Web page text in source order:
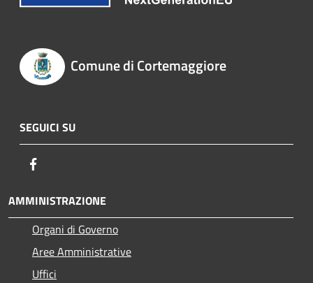
Comune di Cortemaggiore
SEGUICI SU
AMMINISTRAZIONE
Organi di Governo
Aree Amministrative
Uffici